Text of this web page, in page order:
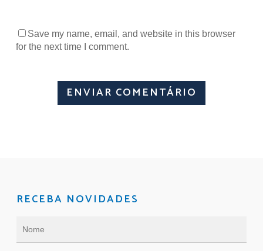
Save my name, email, and website in this browser
for the next time I comment.
RECEBA NOVIDADES